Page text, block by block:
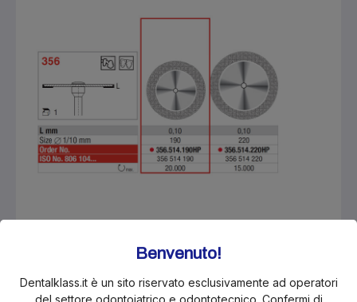
KLS-EDT356.514.190HP
Disco diamantato Superflex Rosso 190 L0.10mm (1pz)
Benvenuto!
Dentalklass.it è un sito riservato esclusivamente ad operatori
del settore odontoiatrico e odontotecnico. Confermi di